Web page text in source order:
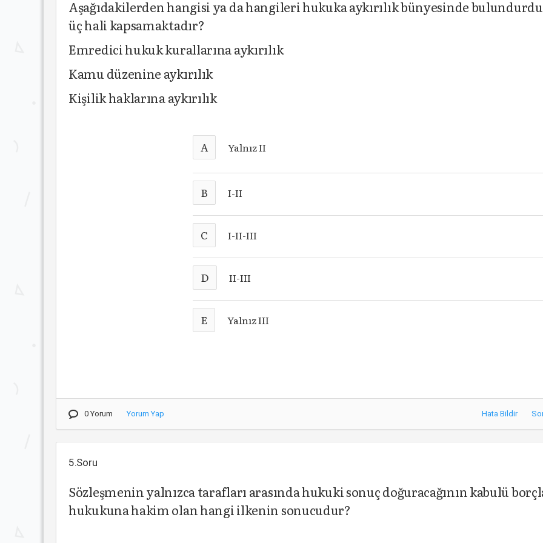
Aşağıdakilerden hangisi ya da hangileri hukuka aykırılık bünyesinde
üç hali kapsamaktadır?
Emredici hukuk kurallarına aykırılık
Kamu düzenine aykırılık
Kişilik haklarına aykırılık
A Yalnız II
B I-II
C I-II-III
D II-III
E Yalnız III
0 Yorum Yorum Yap Hata Bildir
5.Soru
Sözleşmenin yalnızca tarafları arasında hukuki sonuç doğuracağının kabulü
hukukuna hakim olan hangi ilkenin sonucudur?